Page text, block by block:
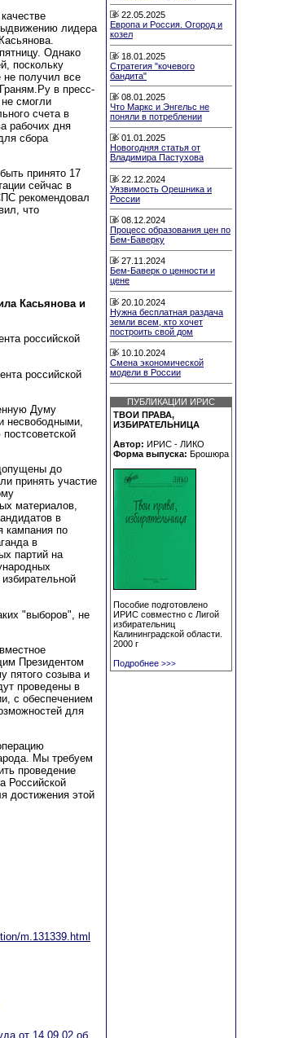
лидера
Однако
поскольку
получил все
в пресс-
смогли
счета в
рабочих дня
сбора
принято 17
сейчас в
рекомендовал
что
Касьянова и
российской
российской
Думу
несвободными,
до
принять участие
материалов,
в
кампания по
в
партий на
"выборов", не
Президентом
пятого созыва и
проведены в
с обеспечением
для
Мы требуем
проведение
Российской
достижения этой
m.131339.html
от 14.09.02 об
22.05.2025
Европа и Россия. Огород и
козел
18.01.2025
Стратегия "кочевого
бандита"
08.01.2025
Что Маркс и Энгельс не
поняли в потреблении
01.01.2025
Новогодняя статья от
Владимира Пастухова
22.12.2024
Уязвимость Орешника и
России
08.12.2024
Процесс образования цен по
Бем-Баверку
27.11.2024
Бем-Баверк о ценности и
цене
20.10.2024
Нужна бесплатная раздача
земли всем, кто хочет
построить свой дом
10.10.2024
Смена экономической
модели в России
ПУБЛИКАЦИИ ИРИС
ТВОИ ПРАВА,
ИЗБИРАТЕЛЬНИЦА
Автор: ИРИС - ЛИКО
Форма выпуска: Брошюра
Пособие подготовлено
ИРИС совместно с Лигой
избирательниц
Калининградской области.
2000 г
Подробнее >>>